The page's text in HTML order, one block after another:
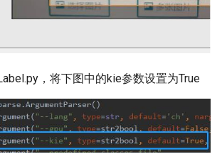
，将下图中的kie参数设置为True